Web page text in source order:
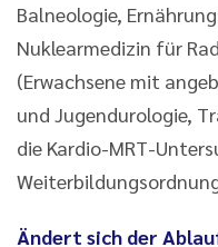
Balneologie,
Nuklearmedizin für
(Erwachsene mit
und Jugendurologie,
die Kardio-MRT-
Ändert sich der